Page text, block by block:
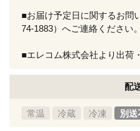
■お届け予定日に関するお問
74-1883）へご連絡ください。
■エレコム株式会社より出荷
配
常温 冷蔵 冷凍 別